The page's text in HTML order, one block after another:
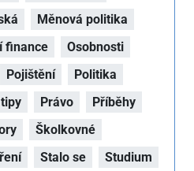
Měnová politika
finance
Osobnosti
Pojištění
Politika
Právo
Příběhy
Školkovné
Stalo se Studium